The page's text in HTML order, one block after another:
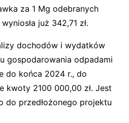
za 1 Mg odebranych
już 342,71 zł.
dochodów i wydatków
gospodarowania odpadami
do końca 2024 r., do
kwoty 2100 000,00 zł. Jest
przedłożonego projektu